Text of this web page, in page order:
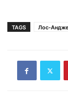
TAGS Лос-